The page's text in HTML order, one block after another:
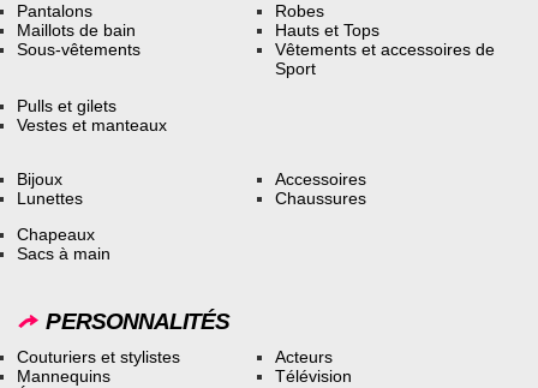
Pantalons
Maillots de bain
Sous-vêtements
Robes
Hauts et Tops
Vêtements et accessoires de
Sport
Pulls et gilets
Vestes et manteaux
Bijoux
Lunettes
Accessoires
Chaussures
Chapeaux
Sacs à main
PERSONNALITÉS
Couturiers et stylistes
Mannequins
Acteurs
Télévision